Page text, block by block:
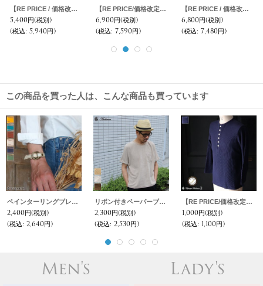
【RE PRICE / 価格改定】馬布ワイド2タックイージーアンクル【MADE IN JAPAN】『日本製』 / Upscape Audience
5,400円(税別)
(税込: 5,940円)
【RE PRICE/価格改定】サマーウール調ツイルストレッチ2タックイージーアンクルパンツ【MADE IN JAPAN】『日本製』/ Upscape Audience
6,900円(税別)
(税込: 7,590円)
【RE PRICE / 価格改定】馬布ノーカラースナップボタンコーチブルゾン【MADE IN JAPAN】『日本製』/ Upscape Audience
6,800円(税別)
(税込: 7,480円)
この商品を買った人は、こんな商品も買っています
ペインターリングブレスレット / Pieroglyph
2,400円(税別)
(税込: 2,640円)
リボン付きペーパーブレードハット / Audience
2,300円(税別)
(税込: 2,530円)
【RE PRICE/価格改定】度詰ワッフル1コンチョボタンヘンリーネック7分袖カットソー【MADE IN JAPAN】『日本製』/ Upscape Audience
1,000円(税別)
(税込: 1,100円)
Men's Lady's